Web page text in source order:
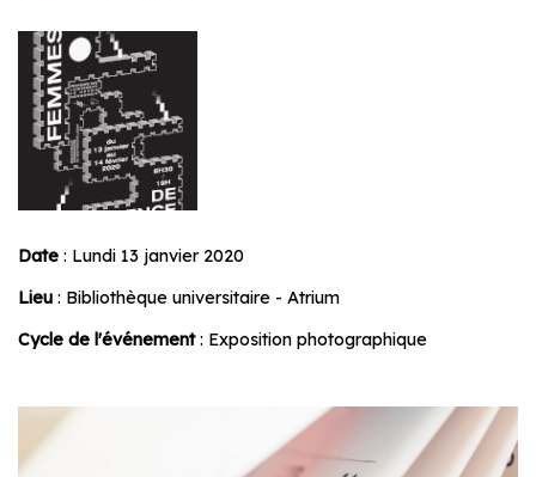
Date : Lundi 13 janvier 2020
Lieu : Bibliothèque universitaire - Atrium
Cycle de l'événement: Exposition photographique